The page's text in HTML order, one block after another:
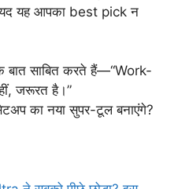
यह आपका best pick न
साबित करते हैं—“Work-
जरूरत है।”
का नया सुपर-टूल बनाएंगे?